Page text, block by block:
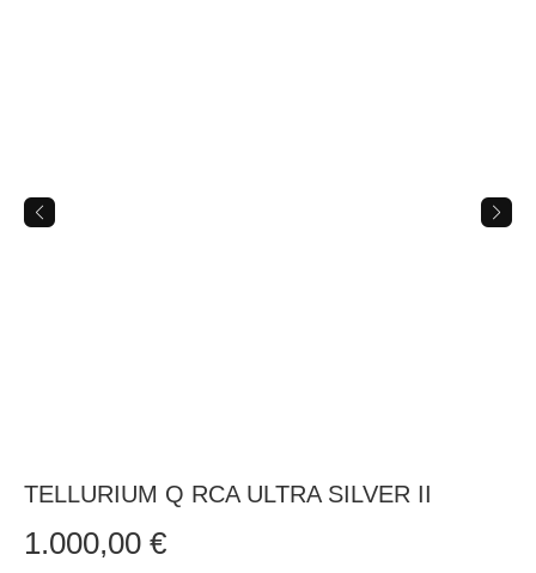
TELLURIUM Q RCA ULTRA SILVER II
1.000,00 €